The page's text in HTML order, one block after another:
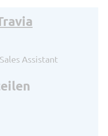
Assistant